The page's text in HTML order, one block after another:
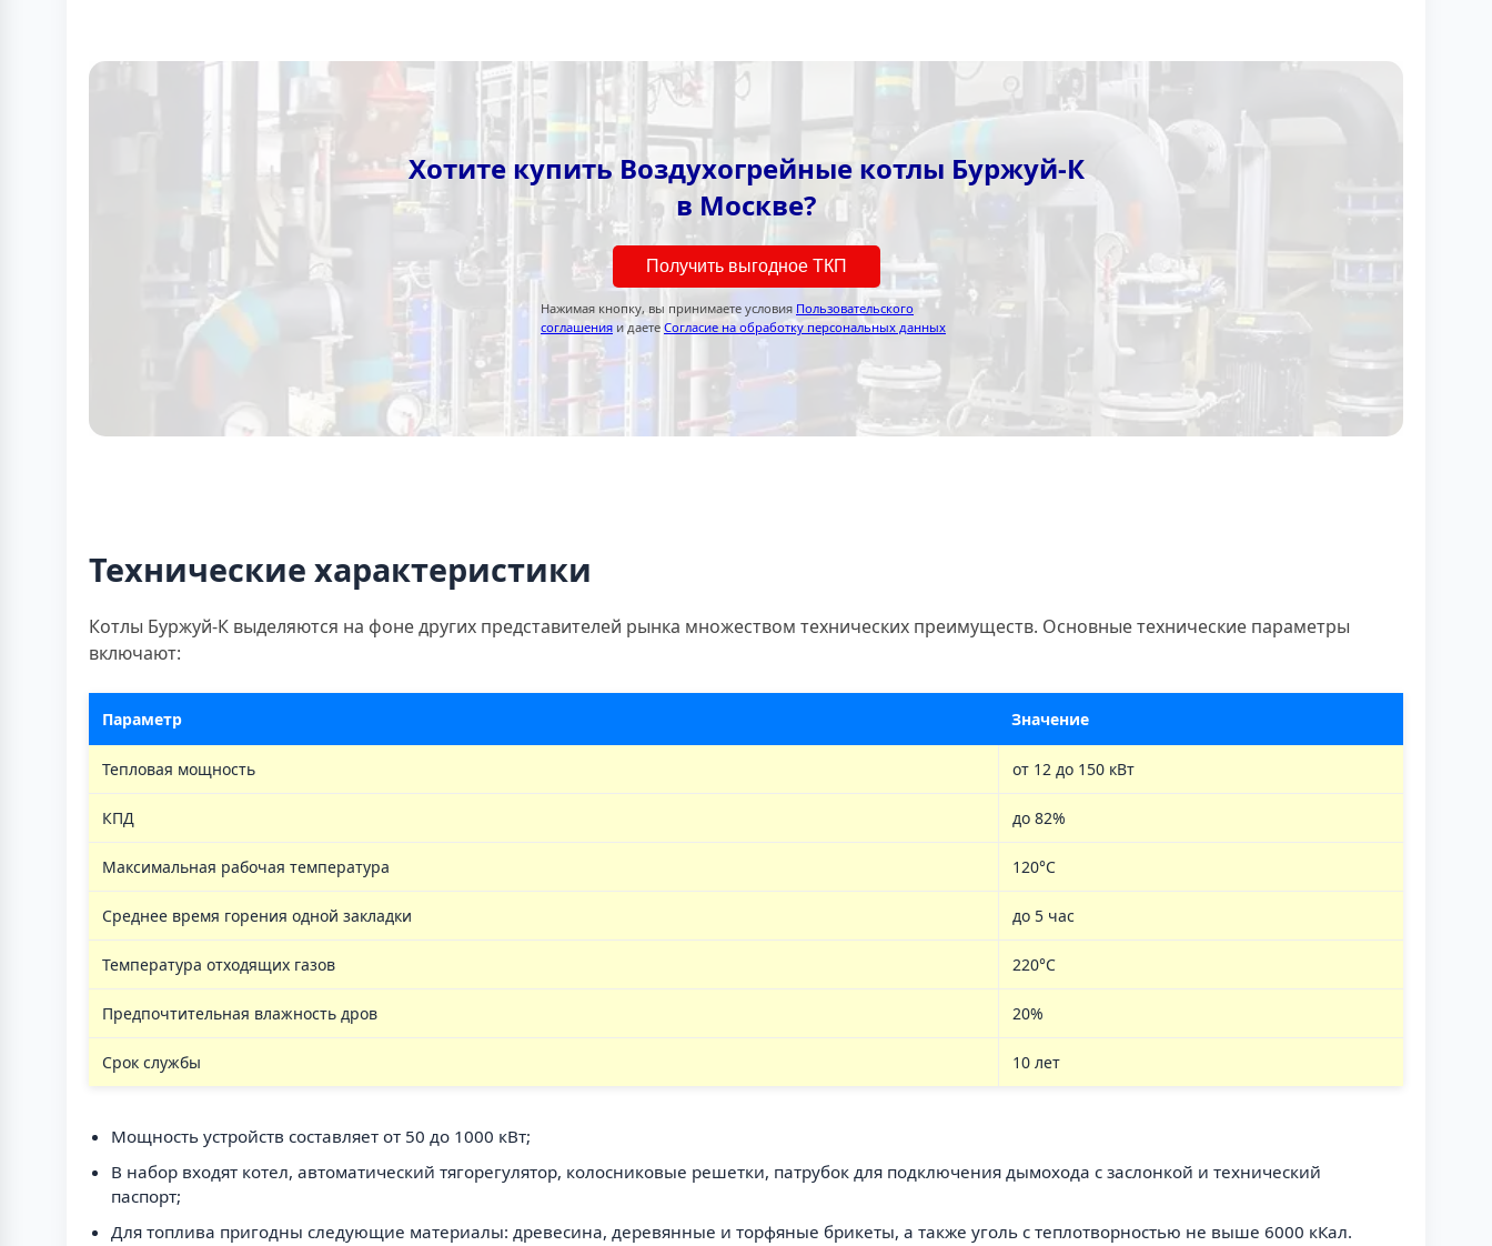
Хотите купить Воздухогрейные котлы Буржуй-К
в Москве?
Получить выгодное ТКП
Нажимая кнопку, вы принимаете условия Пользовательского
соглашения и даете Согласие на обработку персональных данных
Технические характеристики
Котлы Буржуй-К выделяются на фоне других представителей рынка множеством технических преимуществ. Основные технические параметры
включают:
Параметр Значение
Тепловая мощность от 12 до 150 кВт
КПД до 82%
Максимальная рабочая температура 120°C
Среднее время горения одной закладки до 5 час
Температура отходящих газов 220°С
Предпочтительная влажность дров 20%
Срок службы 10 лет
Мощность устройств составляет от 50 до 1000 кВт;
В набор входят котел, автоматический тягорегулятор, колосниковые решетки, патрубок для подключения дымохода с заслонкой и технический
паспорт;
Для топлива пригодны следующие материалы: древесина, деревянные и торфяные брикеты, а также уголь с теплотворностью не выше 6000 кКал.